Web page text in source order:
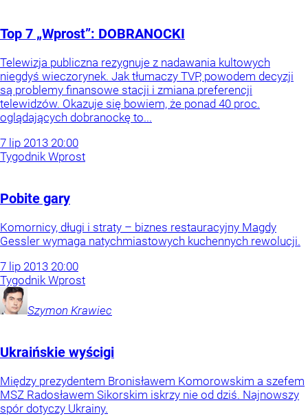
Top 7 „Wprost”: DOBRANOCKI
Telewizja publiczna rezygnuje z nadawania kultowych
niegdyś wieczorynek. Jak tłumaczy TVP, powodem decyzji
są problemy finansowe stacji i zmiana preferencji
telewidzów. Okazuje się bowiem, że ponad 40 proc.
oglądających dobranockę to...
7 lip 2013 20:00
Tygodnik Wprost
Pobite gary
Komornicy, długi i straty – biznes restauracyjny Magdy
Gessler wymaga natychmiastowych kuchennych rewolucji.
7 lip 2013 20:00
Tygodnik Wprost
Szymon Krawiec
Ukraińskie wyścigi
Między prezydentem Bronisławem Komorowskim a szefem
MSZ Radosławem Sikorskim iskrzy nie od dziś. Najnowszy
spór dotyczy Ukrainy.